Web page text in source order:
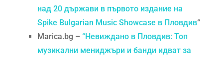
над 20 държави в първото издание на
Spike Bulgarian Music Showcase в Пловдив“
Marica.bg –“Невиждано в Пловдив: Топ
музикални мениджъри и банди идват за